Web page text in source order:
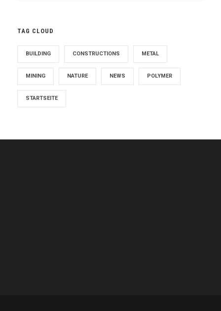
TAG CLOUD
BUILDING CONSTRUCTIONS METAL
MINING NATURE NEWS POLYMER
STARTSEITE